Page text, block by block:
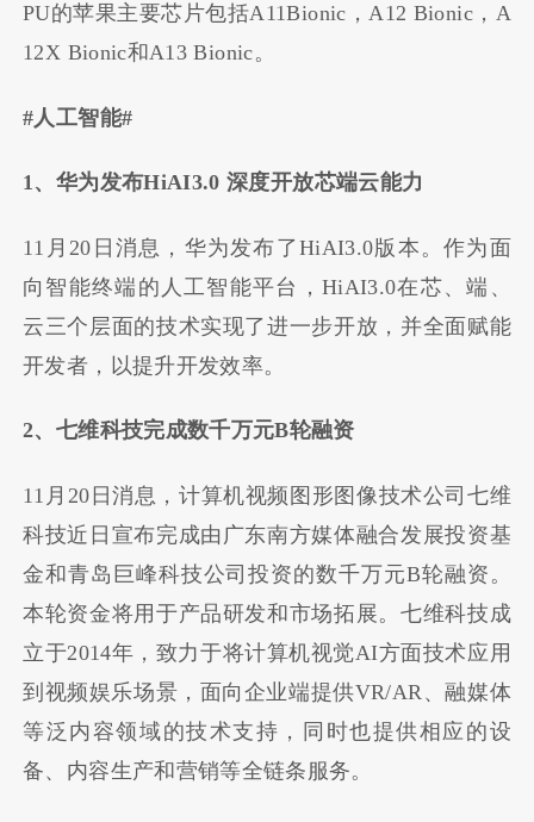
PU的苹果主要芯片包括A11Bionic，A12 Bionic，A
12X Bionic和A13 Bionic。
#人工智能#
1、华为发布HiAI3.0 深度开放芯端云能力
11月20日消息，华为发布了HiAI3.0版本。作为面
向智能终端的人工智能平台，HiAI3.0在芯、端、
云三个层面的技术实现了进一步开放，并全面赋能
开发者，以提升开发效率。
2、七维科技完成数千万元B轮融资
11月20日消息，计算机视频图形图像技术公司七维
科技近日宣布完成由广东南方媒体融合发展投资基
金和青岛巨峰科技公司投资的数千万元B轮融资。
本轮资金将用于产品研发和市场拓展。七维科技成
立于2014年，致力于将计算机视觉AI方面技术应用
到视频娱乐场景，面向企业端提供VR/AR、融媒体
等泛内容领域的技术支持，同时也提供相应的设
备、内容生产和营销等全链条服务。